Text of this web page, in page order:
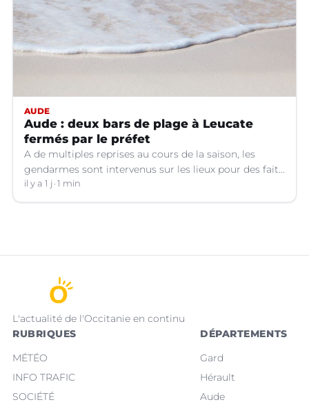
AUDE
Aude : deux bars de plage à Leucate
fermés par le préfet
A de multiples reprises au cours de la saison, les
gendarmes sont intervenus sur les lieux pour des faits
de violences, de consommation d'alcool, de rixes, de
tapage, de stationnement...
il y a 1 j 1 min
L'actualité de l'Occitanie en continu
RUBRIQUES
MÉTÉO
INFO TRAFIC
SOCIÉTÉ
DÉPARTEMENTS
Gard
Hérault
Aude